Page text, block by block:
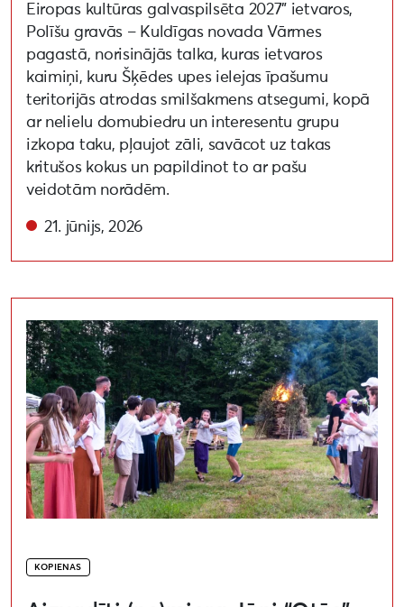
Eiropas kultūras galvaspilsēta 2027” ietvaros,
Polīšu gravās – Kuldīgas novada Vārmes
pagastā, norisinājās talka, kuras ietvaros
kaimiņi, kuru Šķēdes upes ielejas īpašumu
teritorijās atrodas smilšakmens atsegumi, kopā
ar nelielu domubiedru un interesentu grupu
izkopa taku, pļaujot zāli, savācot uz takas
kritušos kokus un papildinot to ar pašu
veidotām norādēm.
21. jūnijs, 2026
KOPIENAS